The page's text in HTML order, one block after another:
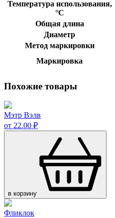
Температура использования,
°C
Общая длина
Диаметр
Метод маркировки
Маркировка
Похожие товары
Мэтр Вэлв
от 22.00 ₽
в корзину
Фликлок